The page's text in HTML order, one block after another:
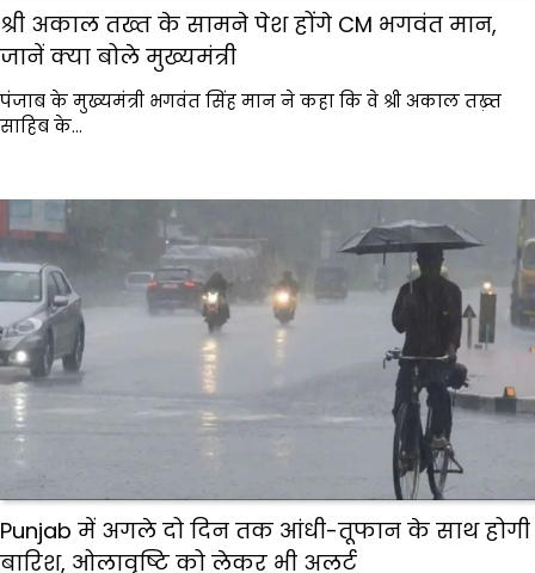
श्री अकाल तख्त के सामने पेश होंगे CM भगवंत मान,
जानें क्या बोले मुख्यमंत्री
पंजाब के मुख्यमंत्री भगवंत सिंह मान ने कहा कि वे श्री अकाल तख़्त
साहिब के…
Punjab में अगले दो दिन तक आंधी-तूफान के साथ होगी
बारिश, ओलावृष्टि को लेकर भी अलर्ट